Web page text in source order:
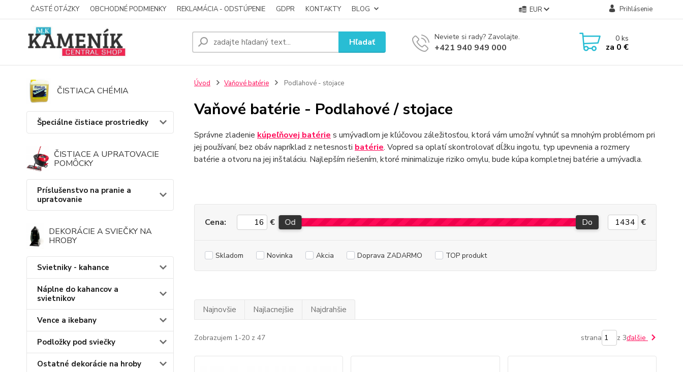
ČASTÉ OTÁZKY OBCHODNÉ PODMIENKY REKLAMÁCIA - ODSTÚPENIE GDPR KONTAKTY BLOG EUR Prihlásenie
Hľadať Neviete si rady? Zavolajte.
+421 940 949 000
0ks
za 0 €
ČISTIACA CHÉMIA
Špeciálne čistiace prostriedky
ČISTIACE A UPRATOVACIE
POMÔCKY
Príslušenstvo na pranie a
upratovanie
DEKORÁCIE A SVIEČKY NA
HROBY
Svietniky - kahance
Náplne do kahancov a
svietnikov
Vence a ikebany
Podložky pod sviečky
Ostatné dekorácie na hroby
Úvod Vaňové batérie Podlahové - stojace
Vaňové batérie - Podlahové / stojace
Správne zladenie kúpeľňovej batérie s umývadlom je kľúčovou záležitosťou, ktorá vám umožní vyhnúť sa mnohým problémom pri
jej používaní, bez obáv napríklad z netesnosti batérie. Vopred sa oplatí skontrolovať dĺžku ingotu, typ upevnenia a rozmery
batérie a otvoru na jej inštaláciu. Najlepším riešením, ktoré minimalizuje riziko omylu, bude kúpa kompletnej batérie a umývadla.
Cena: € Od Do €
Skladom Novinka Akcia Doprava ZADARMO TOP produkt
Najnovšie Najlacnejšie Najdrahšie
Zobrazujem 1-20 z 47 strana z 3ďalšie